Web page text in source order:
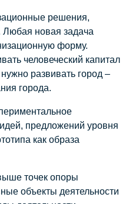
решения,
новая задача
форму.
человеческий капитал
развивать город –
города.
предложений уровня
как образа
точек опоры
объекты деятельности